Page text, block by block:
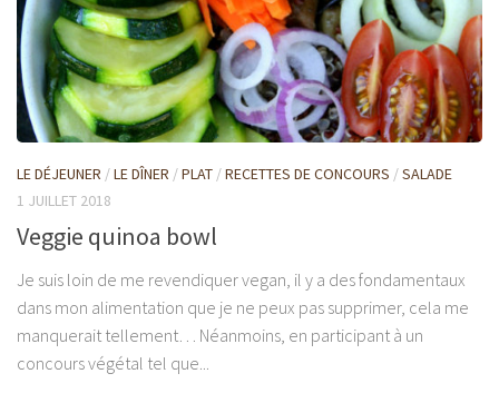
LE DÉJEUNER /LE DÎNER /PLAT /RECETTES DE CONCOURS /SALADE
1 JUILLET 2018
Veggie quinoa bowl
Je suis loin de me revendiquer vegan, il y a des fondamentaux
dans mon alimentation que je ne peux pas supprimer, cela me
manquerait tellement… Néanmoins, en participant à un
concours végétal tel que...